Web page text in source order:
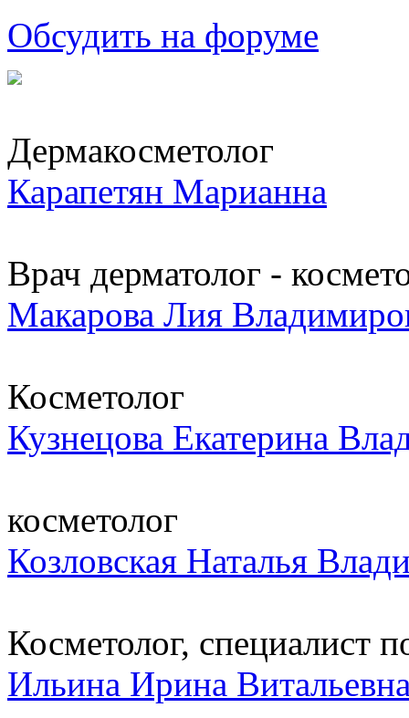
Обсудить на форуме
Дермакосметолог
Карапетян Марианна
Врач дерматолог -
Макарова Лия
Косметолог
Кузнецова Екатерина
косметолог
Козловская Наталья
Косметолог, специалист
Ильина Ирина